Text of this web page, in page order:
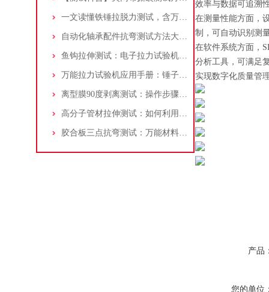
一文读懂铁锤拉脱力测试，含万能试验机操作！
自动化轴承配件抗弯测试方法大揭秘，万能材料试验机应用分享
鱼钩拉伸测试：电子拉力试验机+定制夹具！
万能拉力试验机应用手册：锤子手柄抗压测试全流程实操指南
离型膜90度剥离测试：操作步骤、原理和标准详解！
高分子管材拉伸测试：如何利用拉力试验机？全流程解析+设备选型秘籍
胶合板三点抗弯测试：万能材料试验机如何助力？步骤详解
效率与数据可追溯
在测量性能方面，
制，可自动识别测
在软件系统方面，
分析工具，可满足
实现数字化质量管
产品
您的单位